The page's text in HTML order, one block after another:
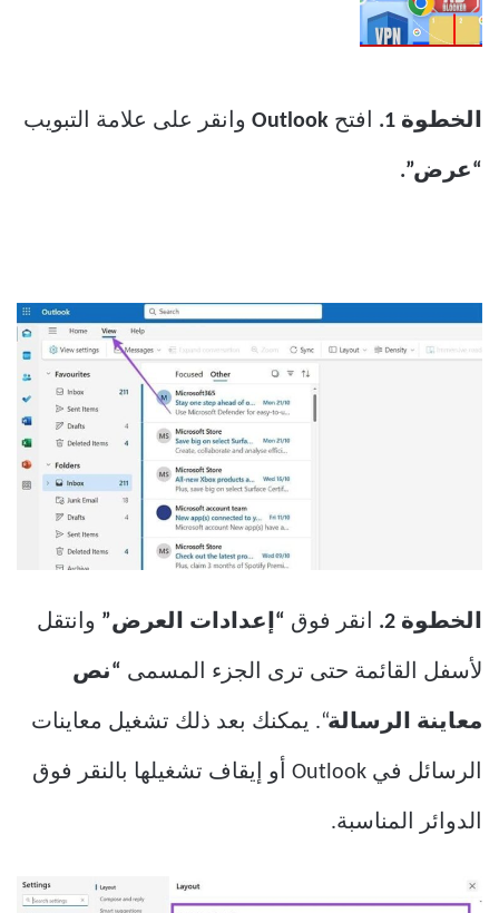
الخطوة 1. افتح Outlook وانقر على علامة التبويب
“عرض”.
الخطوة 2. انقر فوق “إعدادات العرض” وانتقل
لأسفل القائمة حتى ترى الجزء المسمى “نص
معاينة الرسالة“. يمكنك بعد ذلك تشغيل معاينات
الرسائل في Outlook أو إيقاف تشغيلها بالنقر فوق
الدوائر المناسبة.